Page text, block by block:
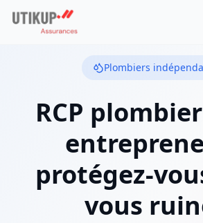
Plombiers
RCP
protégez-
vous